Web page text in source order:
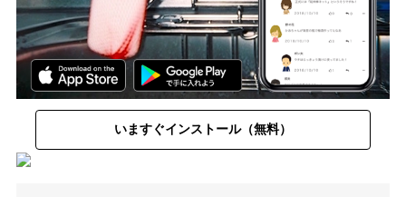
いますぐインストール（無料）